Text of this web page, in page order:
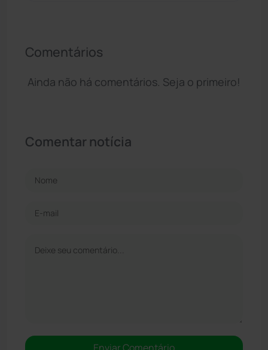
Comentários
Ainda não há comentários. Seja o primeiro!
Comentar notícia